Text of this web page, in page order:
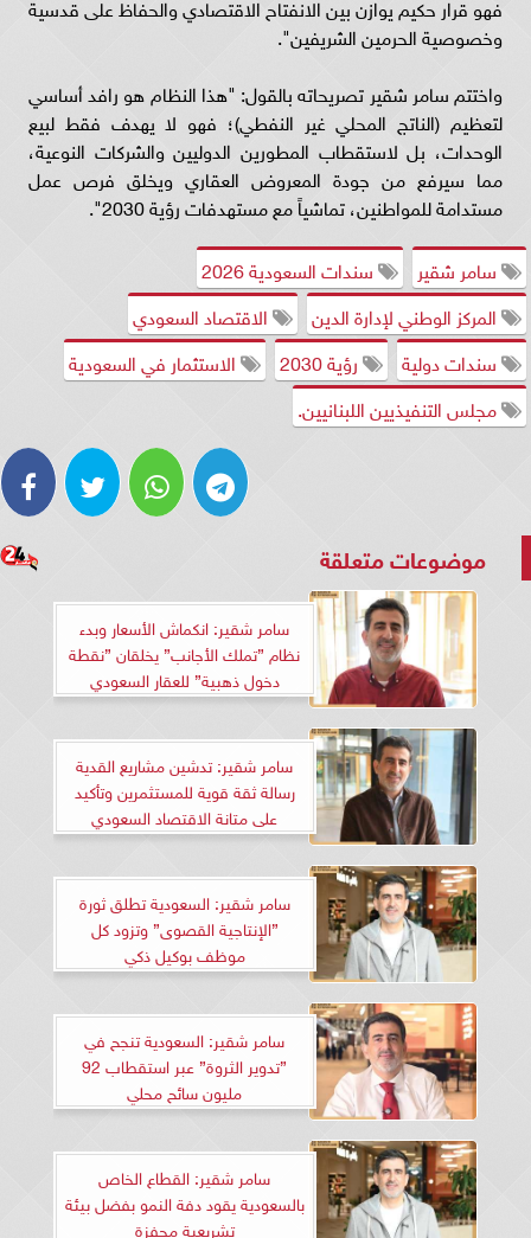
فهو قرار حكيم يوازن بين الانفتاح الاقتصادي والحفاظ على قدسية
وخصوصية الحرمين الشريفين".
واختتم سامر شقير تصريحاته بالقول: "هذا النظام هو رافد أساسي
لتعظيم (الناتج المحلي غير النفطي)؛ فهو لا يهدف فقط لبيع
الوحدات، بل لاستقطاب المطورين الدوليين والشركات النوعية،
مما سيرفع من جودة المعروض العقاري ويخلق فرص عمل
مستدامة للمواطنين، تماشياً مع مستهدفات رؤية 2030".
سامر شقير
سندات السعودية 2026
المركز الوطني لإدارة الدين
الاقتصاد السعودي
سندات دولية
رؤية 2030
الاستثمار في السعودية
مجلس التنفيذيين اللبنانيين.
موضوعات متعلقة
سامر شقير: انكماش الأسعار وبدء
نظام ”تملك الأجانب” يخلقان ”نقطة
دخول ذهبية” للعقار السعودي
سامر شقير: تدشين مشاريع القدية
رسالة ثقة قوية للمستثمرين وتأكيد
على متانة الاقتصاد السعودي
سامر شقير: السعودية تطلق ثورة
”الإنتاجية القصوى” وتزود كل
موظف بوكيل ذكي
سامر شقير: السعودية تنجح في
”تدوير الثروة” عبر استقطاب 92
مليون سائح محلي
سامر شقير: القطاع الخاص
بالسعودية يقود دفة النمو بفضل بيئة
تشريعية محفزة